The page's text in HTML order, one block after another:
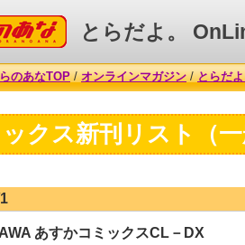
のあな とらだよ。
のあなTOP/オンラインマガジン/とらだ
クス新刊リスト（
あすかコミックスCL－DX